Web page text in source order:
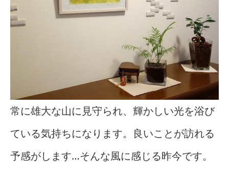
常に雄大な山に見守られ、輝かしい光を浴び
ている気持ちになります。良いことが訪れる
予感がします…そんな風に感じる昨今です。